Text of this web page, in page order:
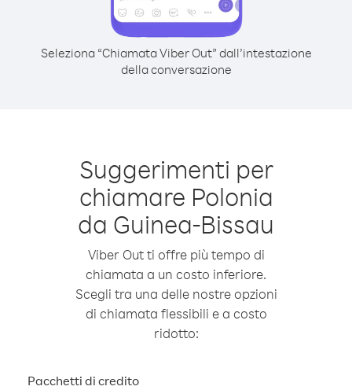
Seleziona “Chiamata Viber Out” dall’intestazione
della conversazione
Suggerimenti per
chiamare Polonia
da Guinea-Bissau
Viber Out ti offre più tempo di
chiamata a un costo inferiore.
Scegli tra una delle nostre opzioni
di chiamata flessibili e a costo
ridotto:
Pacchetti di credito